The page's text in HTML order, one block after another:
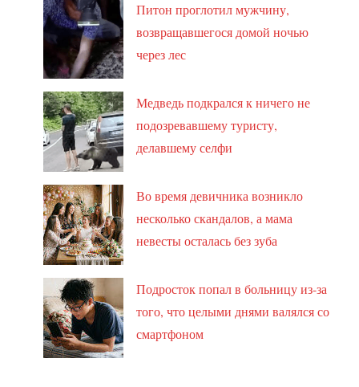
Питон проглотил мужчину,
возвращавшегося домой ночью
через лес
Медведь подкрался к ничего не
подозревавшему туристу,
делавшему селфи
Во время девичника возникло
несколько скандалов, а мама
невесты осталась без зуба
Подросток попал в больницу из-за
того, что целыми днями валялся со
смартфоном